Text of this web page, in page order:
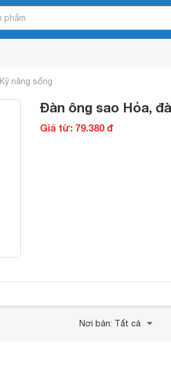
Kỹ năng sống
Đàn ông sao Hỏa,
Giá từ: 79.380 đ
Nơi bán: Tất cả